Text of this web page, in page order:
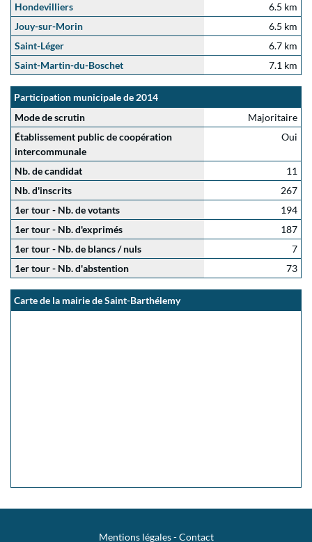
Hondevilliers
6.5 km
Jouy-sur-Morin
6.5 km
Saint-Léger
6.7 km
Saint-Martin-du-Boschet
7.1 km
Participation municipale de 2014
Mode de scrutin
Majoritaire
Établissement public de coopération
intercommunale
Oui
Nb. de candidat
11
Nb. d'inscrits
267
1er tour - Nb. de votants
194
1er tour - Nb. d'exprimés
187
1er tour - Nb. de blancs / nuls
7
1er tour - Nb. d'abstention
73
Carte de la mairie de Saint-Barthélemy
Mentions légales-Contact